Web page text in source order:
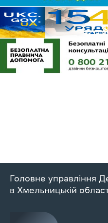
Головне управління
в Хмельницькій